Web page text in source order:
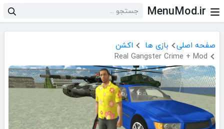
MenuMod.ir
صفحه اصلی بازی ها
اکشن
Real Gangster Crime + Mod